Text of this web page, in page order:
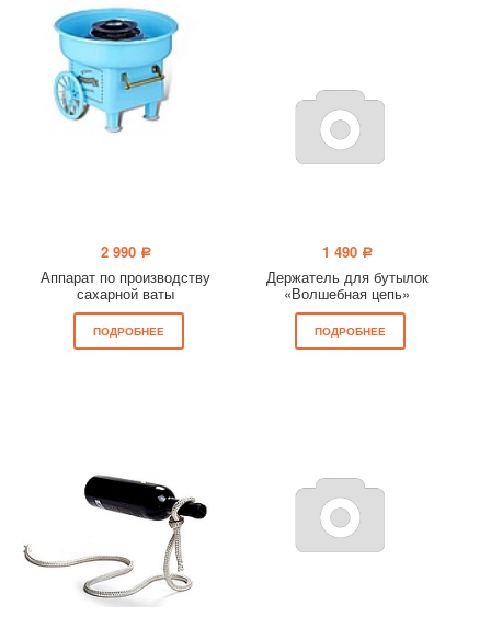
2 990 a
Аппарат по производству
сахарной ваты
ПОДРОБНЕЕ
1 490 a
Держатель для бутылок
«Волшебная цепь»
ПОДРОБНЕЕ